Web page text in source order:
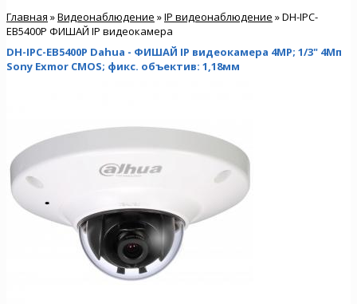
Главная »Видеонаблюдение »IP видеонаблюдение » DH-IPC-
EB5400P ФИШАЙ IP видеокамера
DH-IPC-EB5400P Dahua - ФИШАЙ IP видеокамера 4MP; 1/3" 4Mп
Sony Exmor CMOS; фикс. объектив: 1,18мм